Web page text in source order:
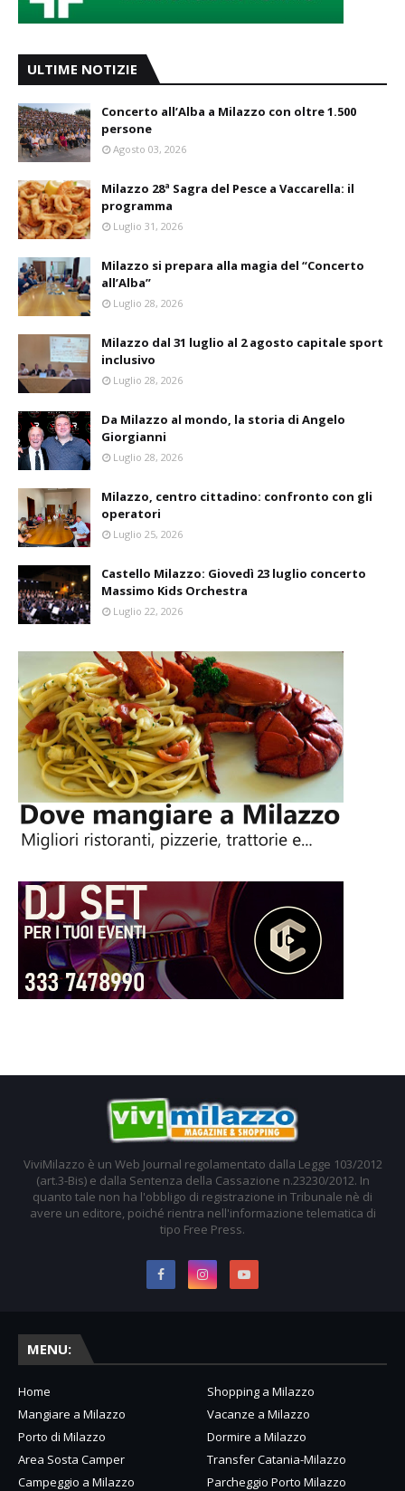
ULTIME NOTIZIE
Concerto all’Alba a Milazzo con oltre 1.500
persone
Agosto 03, 2026
Milazzo 28ª Sagra del Pesce a Vaccarella: il
programma
Luglio 31, 2026
Milazzo si prepara alla magia del “Concerto
all’Alba”
Luglio 28, 2026
Milazzo dal 31 luglio al 2 agosto capitale sport
inclusivo
Luglio 28, 2026
Da Milazzo al mondo, la storia di Angelo
Giorgianni
Luglio 28, 2026
Milazzo, centro cittadino: confronto con gli
operatori
Luglio 25, 2026
Castello Milazzo: Giovedì 23 luglio concerto
Massimo Kids Orchestra
Luglio 22, 2026
ViviMilazzo è un Web Journal regolamentato dalla Legge 103/2012
(art.3-Bis) e dalla Sentenza della Cassazione n.23230/2012. In
quanto tale non ha l'obbligo di registrazione in Tribunale nè di
avere un editore, poiché rientra nell'informazione telematica di
tipo Free Press.
MENU:
Home
Shopping a Milazzo
Mangiare a Milazzo
Vacanze a Milazzo
Porto di Milazzo
Dormire a Milazzo
Area Sosta Camper
Transfer Catania-Milazzo
Campeggio a Milazzo
Parcheggio Porto Milazzo